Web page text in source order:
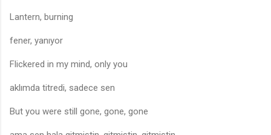
Lantern, burning
fener, yanıyor
Flickered in my mind, only you
aklımda titredi, sadece sen
But you were still gone, gone, gone